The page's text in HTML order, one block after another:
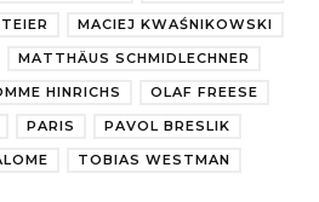
MACIEJ KWAŚNIKOWSKI
MATTHÄUS SCHMIDLECHNER
HINRICHS
OLAF FREESE
PARIS
PAVOL BRESLIK
TOBIAS WESTMAN